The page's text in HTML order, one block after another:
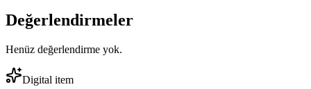
Değerlendirmeler
Henüz değerlendirme yok.
Digital item